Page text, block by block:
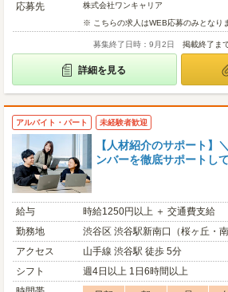
応募先
株式会社ワンキャリア
※ こちらの求人はWEB応募のみとなり
募集終了日時：9月2日 掲載終了ま
詳細を見る
アルバイト・パート 未経験者歓迎
【人材紹介のサポート】
ンバーを徹底サポートし
給与
時給1250円以上 ＋ 交通費支給
勤務地
渋谷区 渋谷駅新南口（桜ヶ丘・南
アクセス
山手線 渋谷駅 徒歩 5分
シフト
週4日以上 1日6時間以上